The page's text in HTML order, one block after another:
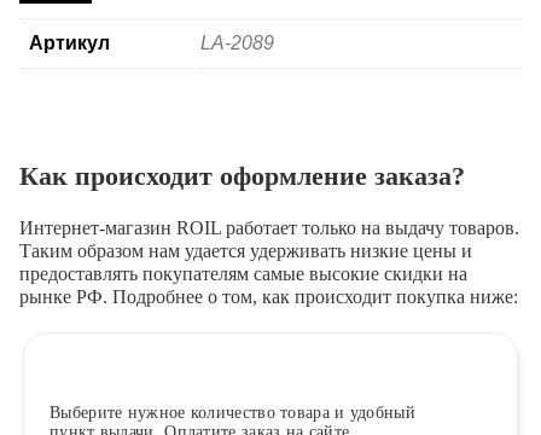
Артикул LA-2089
Как происходит оформление заказа?
Интернет-магазин ROIL работает только на выдачу товаров.
Таким образом нам удается удерживать низкие цены и
предоставлять покупателям самые высокие скидки на
рынке РФ. Подробнее о том, как происходит покупка ниже:
Выберите нужное количество товара и удобный